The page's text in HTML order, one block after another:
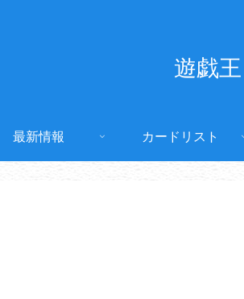
遊戯
最新情報 カードリスト